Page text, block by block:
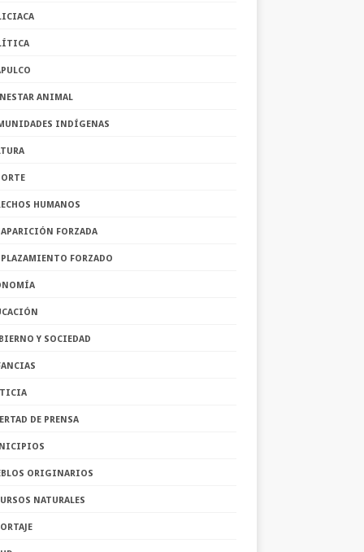
ANIMAL
INDÍGENAS
HUMANOS
FORZADA
FORZADO
Y SOCIEDAD
DE PRENSA
ORIGINARIOS
NATURALES